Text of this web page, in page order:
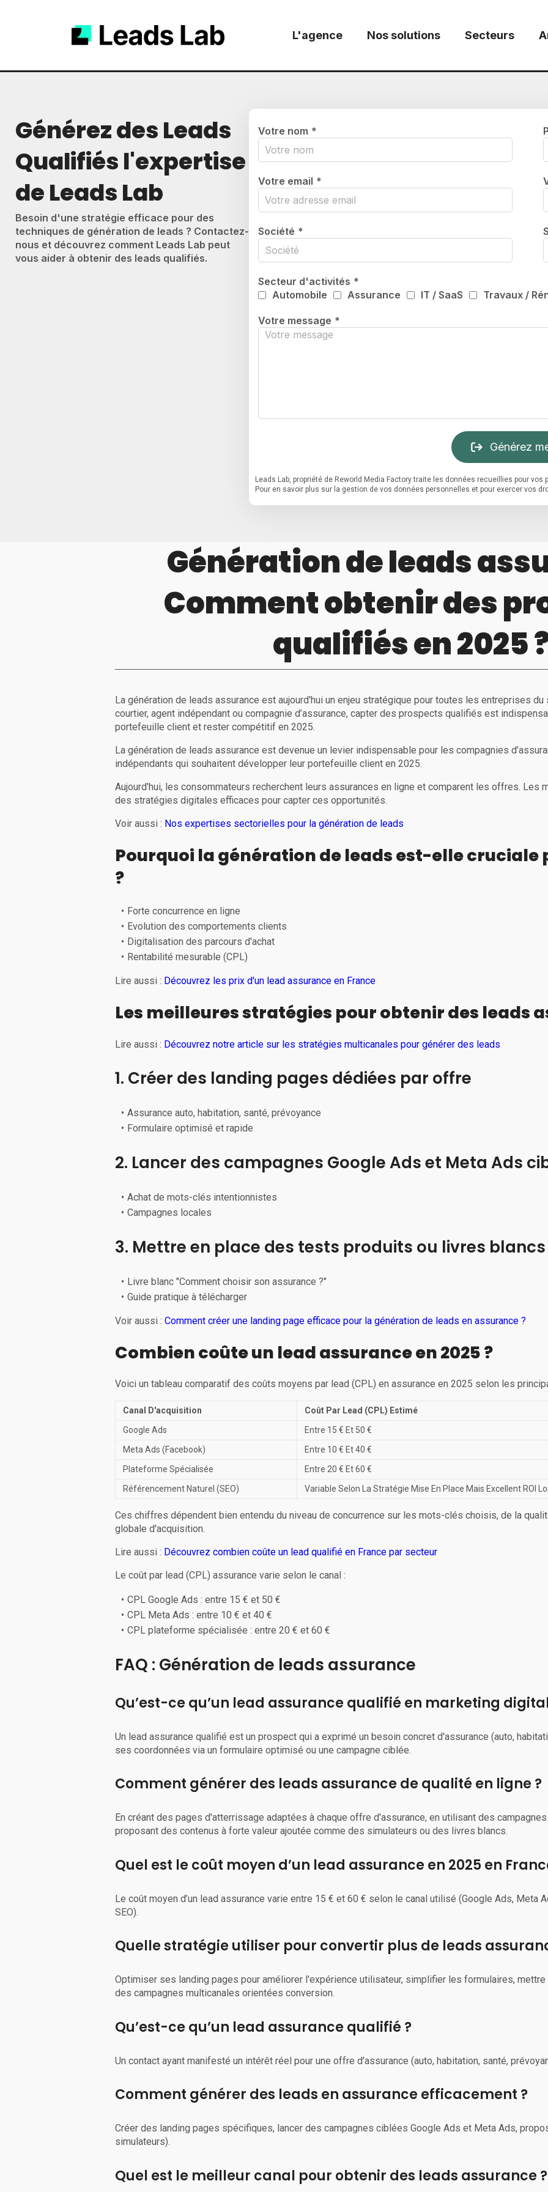
L'agence Nos solutions Secteurs
Générez des Leads
Qualifiés l'expertise
de Leads Lab
Besoin d'une stratégie efficace pour des
techniques de génération de leads ? Contactez-
nous et découvrez comment Leads Lab peut
vous aider à obtenir des leads qualifiés.
Votre nom *
Votre email *
Société *
Secteur d'activités *
Automobile
Assurance IT / SaaS Travaux /
Votre message *
Générez
Leads Lab, propriété de Reworld Media Factory traite les données recueillies pour
Pour en savoir plus sur la gestion de vos données personnelles et pour exercer vos
Génération de leads
Comment obtenir des
qualifiés en 2025
La génération de leads assurance est aujourd'hui un enjeu stratégique pour toutes les entreprises
courtier, agent indépendant ou compagnie d’assurance, capter des prospects qualifiés est
portefeuille client et rester compétitif en 2025.
La génération de leads assurance est devenue un levier indispensable pour les compagnies
indépendants qui souhaitent développer leur portefeuille client en 2025.
Aujourd'hui, les consommateurs recherchent leurs assurances en ligne et comparent les offres. Les
des stratégies digitales efficaces pour capter ces opportunités.
Voir aussi : Nos expertises sectorielles pour la génération de leads
Pourquoi la génération de leads est-elle cruciale
?
Forte concurrence en ligne
Evolution des comportements clients
Digitalisation des parcours d'achat
Rentabilité mesurable (CPL)
Lire aussi : Découvrez les prix d'un lead assurance en France
Les meilleures stratégies pour obtenir des leads
Lire aussi : Découvrez notre article sur les stratégies multicanales pour générer des leads
1. Créer des landing pages dédiées par offre
Assurance auto, habitation, santé, prévoyance
Formulaire optimisé et rapide
2. Lancer des campagnes Google Ads et Meta Ads
Achat de mots-clés intentionnistes
Campagnes locales
3. Mettre en place des tests produits ou livres blancs
Livre blanc "Comment choisir son assurance ?"
Guide pratique à télécharger
Voir aussi :Comment créer une landing page efficace pour la génération de leads en assurance ?
Combien coûte un lead assurance en 2025 ?
Voici un tableau comparatif des coûts moyens par lead (CPL) en assurance en 2025 selon les
Canal D'acquisition
Coût Par Lead (CPL) Estimé
Google Ads
Entre 15 € Et 50 €
Meta Ads (Facebook)
Entre 10 € Et 40 €
Plateforme Spécialisée
Entre 20 € Et 60 €
Référencement Naturel (SEO)
Variable Selon La Stratégie Mise En Place Mais Excellent ROI
Ces chiffres dépendent bien entendu du niveau de concurrence sur les mots-clés choisis, de la
globale d'acquisition.
Lire aussi : Découvrez combien coûte un lead qualifié en France par secteur
Le coût par lead (CPL) assurance varie selon le canal :
CPL Google Ads : entre 15 € et 50 €
CPL Meta Ads : entre 10 € et 40 €
CPL plateforme spécialisée : entre 20 € et 60 €
FAQ : Génération de leads assurance
Qu’est-ce qu’un lead assurance qualifié en marketing
Un lead assurance qualifié est un prospect qui a exprimé un besoin concret d'assurance (auto,
ses coordonnées via un formulaire optimisé ou une campagne ciblée.
Comment générer des leads assurance de qualité en ligne ?
En créant des pages d'atterrissage adaptées à chaque offre d'assurance, en utilisant des
proposant des contenus à forte valeur ajoutée comme des simulateurs ou des livres blancs.
Quel est le coût moyen d’un lead assurance en 2025 en
Le coût moyen d’un lead assurance varie entre 15 € et 60 € selon le canal utilisé (Google Ads, Meta
SEO).
Quelle stratégie utiliser pour convertir plus de leads
Optimiser ses landing pages pour améliorer l'expérience utilisateur, simplifier les formulaires,
des campagnes multicanales orientées conversion.
Qu’est-ce qu’un lead assurance qualifié ?
Un contact ayant manifesté un intérêt réel pour une offre d’assurance (auto, habitation, santé,
Comment générer des leads en assurance efficacement ?
Créer des landing pages spécifiques, lancer des campagnes ciblées Google Ads et Meta Ads,
simulateurs).
Quel est le meilleur canal pour obtenir des leads assurance ?